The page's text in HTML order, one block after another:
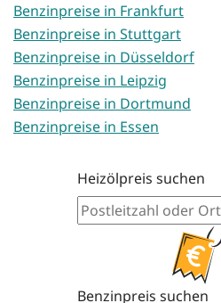
Benzinpreise in Frankfurt
Benzinpreise in Stuttgart
Benzinpreise in Düsseldorf
Benzinpreise in Leipzig
Benzinpreise in Dortmund
Benzinpreise in Essen
Heizölpreis suchen
Benzinpreis suchen